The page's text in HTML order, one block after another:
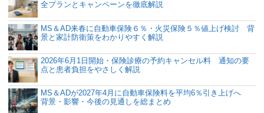
全プランとキャンペーンを徹底解説
MS＆AD来春に自動車保険６％・火災保険５％値上げ検討 背
景と家計防衛策をわかりやすく解説
2026年6月1日開始・保険診療の予約キャンセル料 通知の要
点と患者負担をやさしく解説
MS＆ADが2027年4月に自動車保険料を平均6％引き上げへ
背景・影響・今後の見通しを総まとめ